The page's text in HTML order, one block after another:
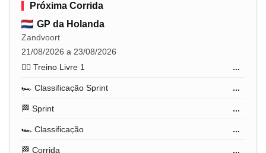
Próxima Corrida
GP da Holanda
Zandvoort
21/08/2026 a 23/08/2026
🏋️‍♂️ Treino Livre 1
...
🏎️ Classificação Sprint ...
🏁 Sprint ...
🏎️ Classificação ...
🏁 Corrida ...